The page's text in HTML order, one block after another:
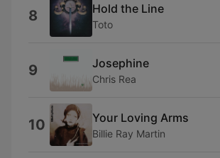
8 Hold the Line
Toto
9 Josephine
Chris Rea
10 Your Loving Arms
Billie Ray Martin